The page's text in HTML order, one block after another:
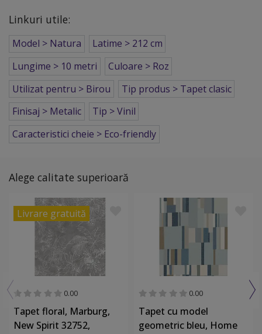
Linkuri utile:
Model > Natura
Latime > 212 cm
Lungime > 10 metri
Culoare > Roz
Utilizat pentru > Birou
Tip produs > Tapet clasic
Finisaj > Metalic
Tip > Vinil
Caracteristici cheie > Eco-friendly
Alege calitate superioară
Livrare gratuită
0.00
Tapet floral, Marburg,
New Spirit 32752,
0.00
Tapet cu model
geometric bleu, Home